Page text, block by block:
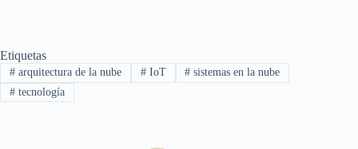
Etiquetas
#arquitectura de la nube #IoT # sistemas en la nube
#tecnología